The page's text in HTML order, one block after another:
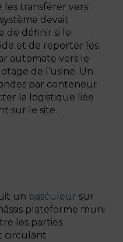
transférer vers
devait
de définir si le
et de reporter les
automate vers le
de l’usine. Un
par conteneur
la logistique liée
sur le site.
un basculeur sur
plateforme muni
les parties
circulant